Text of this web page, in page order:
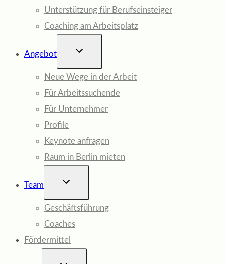
Unterstützung für Berufseinsteiger
Coaching am Arbeitsplatz
Angebot
UNTERMENÜ
Neue Wege in der Arbeit
Für Arbeitssuchende
Für Unternehmer
Profile
Keynote anfragen
Raum in Berlin mieten
Team
UNTERMENÜ
Geschäftsführung
Coaches
Fördermittel
UNTERMENÜ